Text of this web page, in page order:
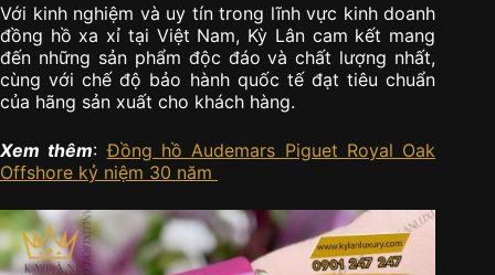
Với kinh nghiệm và uy tín trong lĩnh vực kinh doanh
đồng hồ xa xỉ tại Việt Nam, Kỳ Lân cam kết mang
đến những sản phẩm độc đáo và chất lượng nhất,
cùng với chế độ bảo hành quốc tế đạt tiêu chuẩn
của hãng sản xuất cho khách hàng.
Xem thêm:Đồng hồ Audemars Piguet Royal Oak
Offshore kỷ niệm 30 năm